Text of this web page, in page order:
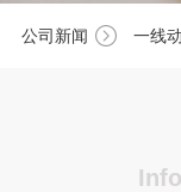
公司新闻 一线